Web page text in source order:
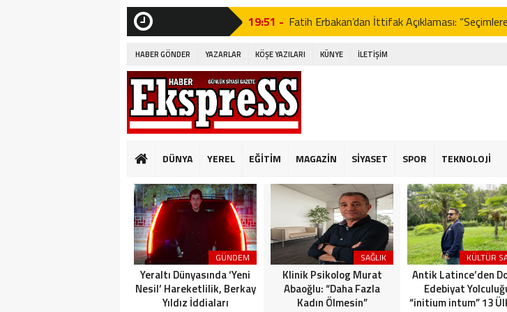
19:51 - Fatih Erbakan’dan İttifak Açıklaması:
19:49 - CHP’de Yeni Parti Tartışmaları ve Sinem
09:33 - PINARTEPE’DE İMAR ADALETSİZLİĞİ: BİR
GÜVENLİ KONUT BEKLEYEN HALK!
23:18 - Tavuksuz Yumurta Dönemi!
19:49 -
CHP’de Yeni Parti Tartışmaları ve Sinem
09:33 - PINARTEPE’DE İMAR ADALETSİZLİĞİ: BİR
GÜVENLİ KONUT BEKLEYEN HALK!
HABER GÖNDER YAZARLAR KÖŞE YAZILARI KÜNYE İLETİŞİM
DÜNYA YEREL EĞİTİM MAGAZİN SİYASET SPOR TEKNOLOJİ
GÜNDEM
Yeraltı Dünyasında ‘Yeni
Nesil’ Hareketlilik, Berkay
Yıldız İddiaları
SAĞLIK
Klinik Psikolog Murat
Abaoğlu: “Daha Fazla
Kadın Ölmesin”
KÜLTÜR
Antik Latince’den
Edebiyat
“initium intum” 13